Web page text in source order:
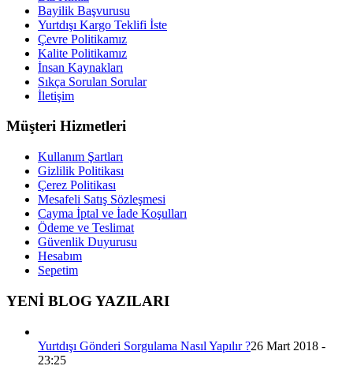
Bayilik Başvurusu
Yurtdışı Kargo Teklifi İste
Çevre Politikamız
Kalite Politikamız
İnsan Kaynakları
Sıkça Sorulan Sorular
İletişim
Müşteri Hizmetleri
Kullanım Şartları
Gizlilik Politikası
Çerez Politikası
Mesafeli Satış Sözleşmesi
Cayma İptal ve İade Koşulları
Ödeme ve Teslimat
Güvenlik Duyurusu
Hesabım
Sepetim
YENİ BLOG YAZILARI
Yurtdışı Gönderi Sorgulama Nasıl Yapılır ?26 Mart 2018 -
23:25